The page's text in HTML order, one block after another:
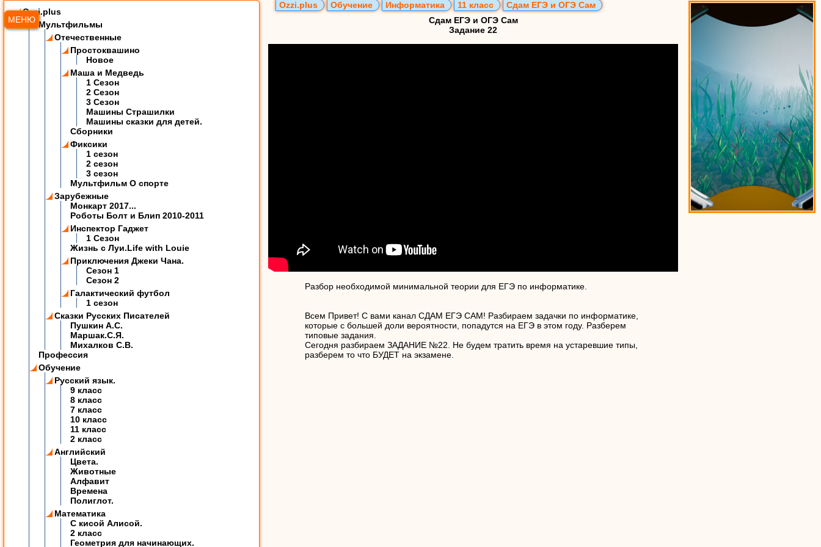
МЕНЮ
Ozzi.plus
Мультфильмы
Отечественные
Простоквашино
Новое
Маша и Медведь
1 Сезон
2 Сезон
3 Сезон
Машины Страшилки
Машины сказки для детей.
Сборники
Фиксики
1 сезон
2 сезон
3 сезон
Мультфильм О спорте
Зарубежные
Монкарт 2017...
Роботы Болт и Блип 2010-2011
Инспектор Гаджет
1 Сезон
Жизнь с Луи.Life with Louie
Приключения Джеки Чана.
Сезон 1
Сезон 2
Галактический футбол
1 сезон
Сказки Русских Писателей
Пушкин А.С.
Маршак.С.Я.
Михалков С.В.
Профессия
Обучение
Русский язык.
9 класс
8 класс
7 класс
10 класс
11 класс
2 класс
Английский
Цвета.
Животные
Алфавит
Времена
Полиглот.
Математика
C кисой Алисой.
2 класс
Геометрия для начинающих.
Ozzi.plus Обучение Информатика 11 класс
Сдам ЕГЭ и ОГЭ Сам
Сдам ЕГЭ и ОГЭ Сам
Задание 22
Разбор необходимой минимальной теории для ЕГЭ по информатике.
Всем Привет! С вами канал СДАМ ЕГЭ САМ! Разбираем задачки по информатике,
которые с большей доли вероятности, попадутся на ЕГЭ в этом году. Разберем
типовые задания.
Сегодня разбираем ЗАДАНИЕ №22. Не будем тратить время на устаревшие типы,